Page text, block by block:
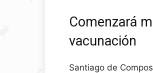
Comenzará
vacunación
Santiago de